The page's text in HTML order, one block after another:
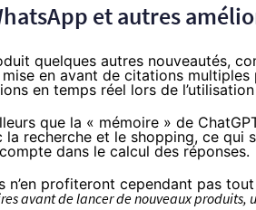
et autres
quelques autres nouveautés,
en avant de citations
en temps réel lors de
que la « mémoire » de
recherche et le shopping, ce qui
dans le calcul des réponses.
n’en profiteront cependant pas
avant de lancer de nouveaux